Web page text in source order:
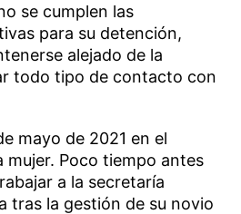
se cumplen las
para su detención,
alejado de la
todo tipo de contacto con
mayo de 2021 en el
mujer. Poco tiempo antes
a la secretaría
tras la gestión de su novio